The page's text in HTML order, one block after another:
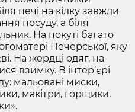
печі на кілку завжди
посуду, а біля
На покуті багато
Печерської, яку
На жердці одяг, на
взимку. В інтер’єрі
мальовані миски,
макітри, горщики,